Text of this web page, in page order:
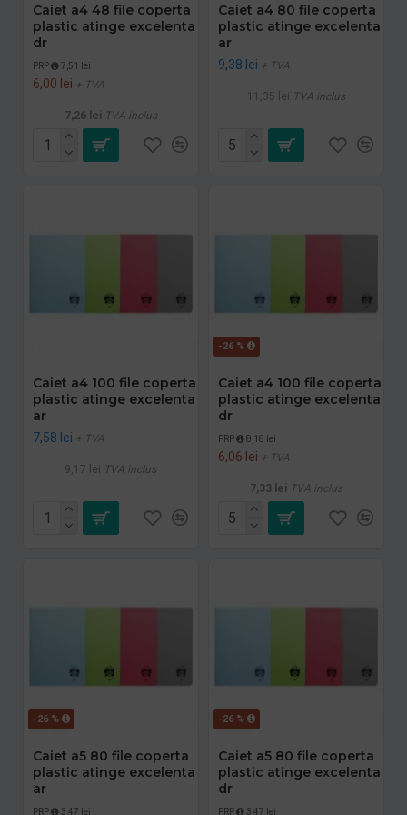
Caiet a4 48 file coperta
plastic atinge excelenta
dr
PRP 7,51 lei
6,00 lei + TVA
7,26 lei TVA inclus
Caiet a4 80 file coperta
plastic atinge excelenta
ar
9,38 lei + TVA
11,35 lei TVA inclus
Caiet a4 100 file coperta
plastic atinge excelenta
ar
7,58 lei + TVA
9,17 lei TVA inclus
-26 %
Caiet a4 100 file coperta
plastic atinge excelenta
dr
PRP 8,18 lei
6,06 lei + TVA
7,33 lei TVA inclus
-26 %
Caiet a5 80 file coperta
plastic atinge excelenta
ar
PRP 3,47 lei
-26 %
Caiet a5 80 file coperta
plastic atinge excelenta
dr
PRP 3,47 lei